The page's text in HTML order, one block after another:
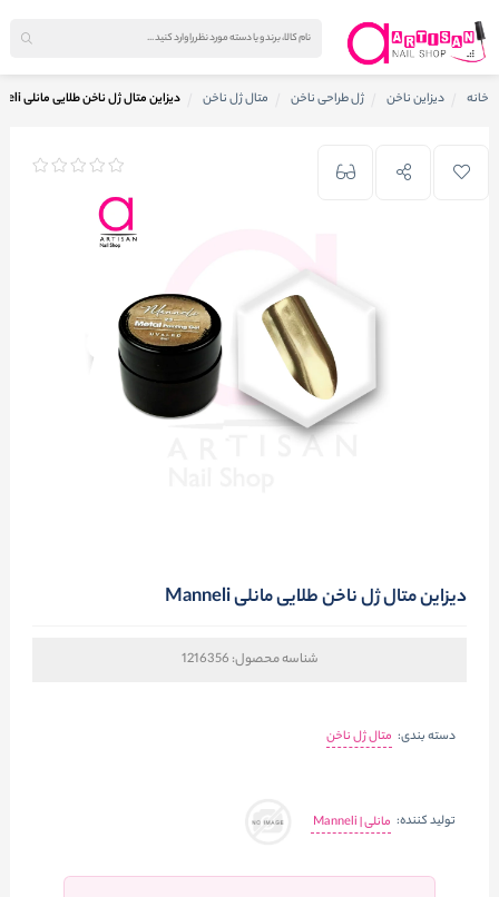
خانه دیزاین ناخن ژل طراحی ناخن متال ژل ناخن دیزاین متال ژل ناخن طلایی مانلی Manneli
دیزاین متال ژل ناخن طلایی مانلی Manneli
شناسه محصول: 1216356
دسته بندی: متال ژل ناخن
تولید کننده: مانلی | Manneli